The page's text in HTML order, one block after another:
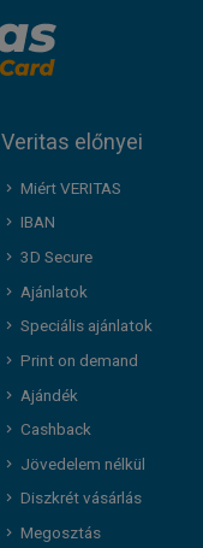
Veritas előnyei
Miért VERITAS
IBAN
3D Secure
Ajánlatok
Speciális ajánlatok
Print on demand
Ajándék
Cashback
Jövedelem nélkül
Diszkrét vásárlás
Megosztás